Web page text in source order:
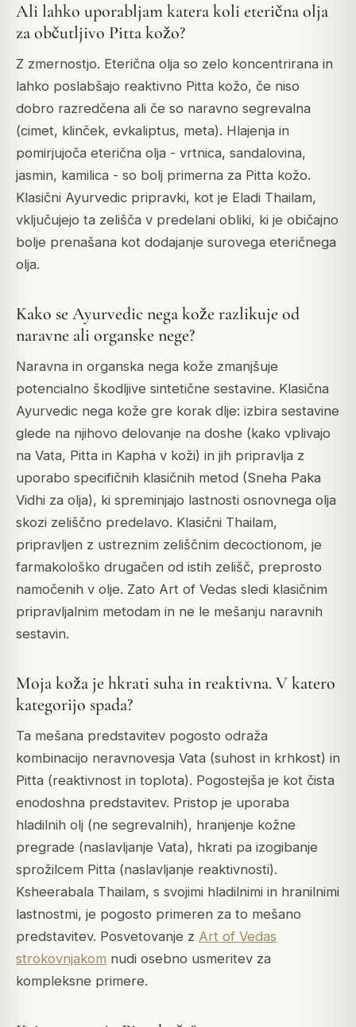
Ali lahko uporabljam katera koli eterična olja
za občutljivo Pitta kožo?
Z zmernostjo. Eterična olja so zelo koncentrirana in
lahko poslabšajo reaktivno Pitta kožo, če niso
dobro razredčena ali če so naravno segrevalna
(cimet, klinček, evkaliptus, meta). Hlajenja in
pomirjujoča eterična olja - vrtnica, sandalovina,
jasmin, kamilica - so bolj primerna za Pitta kožo.
Klasični Ayurvedic pripravki, kot je Eladi Thailam,
vključujejo ta zelišča v predelani obliki, ki je običajno
bolje prenašana kot dodajanje surovega eteričnega
olja.
Kako se Ayurvedic nega kože razlikuje od
naravne ali organske nege?
Naravna in organska nega kože zmanjšuje
potencialno škodljive sintetične sestavine. Klasična
Ayurvedic nega kože gre korak dlje: izbira sestavine
glede na njihovo delovanje na doshe (kako vplivajo
na Vata, Pitta in Kapha v koži) in jih pripravlja z
uporabo specifičnih klasičnih metod (Sneha Paka
Vidhi za olja), ki spreminjajo lastnosti osnovnega olja
skozi zeliščno predelavo. Klasični Thailam,
pripravljen z ustreznim zeliščnim decoctionom, je
farmakološko drugačen od istih zelišč, preprosto
namočenih v olje. Zato Art of Vedas sledi klasičnim
pripravljalnim metodam in ne le mešanju naravnih
sestavin.
Moja koža je hkrati suha in reaktivna. V katero
kategorijo spada?
Ta mešana predstavitev pogosto odraža
kombinacijo neravnovesja Vata (suhost in krhkost) in
Pitta (reaktivnost in toplota). Pogostejša je kot čista
enodoshna predstavitev. Pristop je uporaba
hladilnih olj (ne segrevalnih), hranjenje kožne
pregrade (naslavljanje Vata), hkrati pa izogibanje
sprožilcem Pitta (naslavljanje reaktivnosti).
Ksheerabala Thailam, s svojimi hladilnimi in hranilnimi
lastnostmi, je pogosto primeren za to mešano
predstavitev. Posvetovanje z Art of Vedas
strokovnjakom nudi osebno usmeritev za
kompleksne primere.